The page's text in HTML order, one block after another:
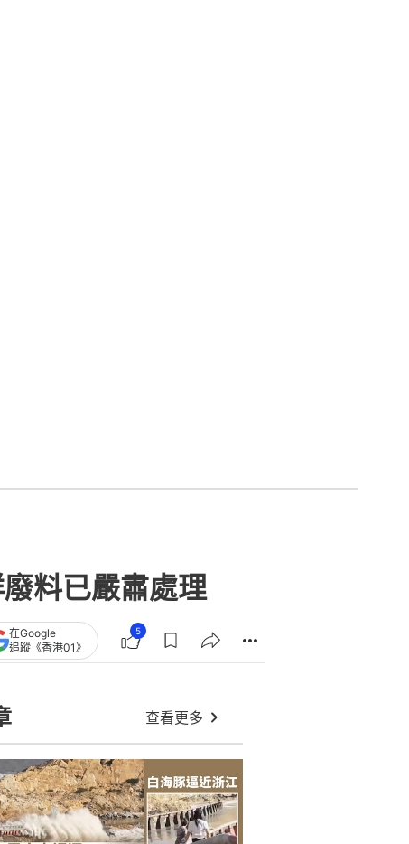
料已嚴肅處理
在Google
追蹤《香港01》
5
查看更多